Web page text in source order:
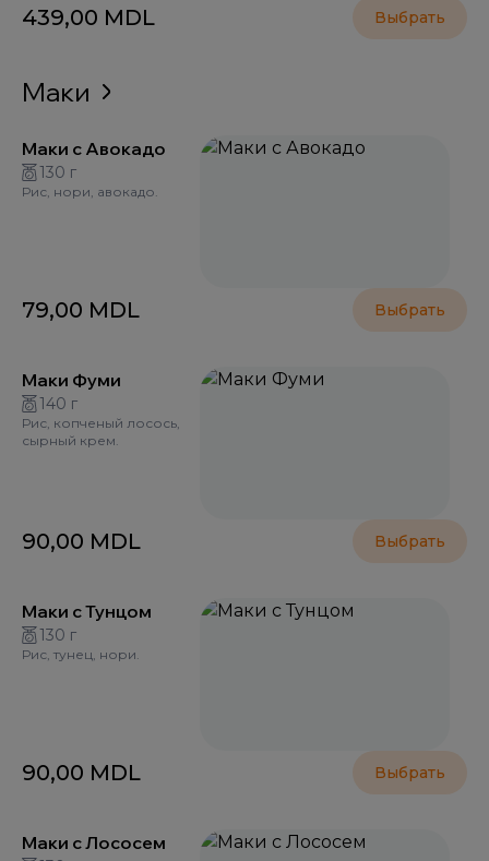
439,00 MDL Выбрать
Маки
Маки с Авокадо
130 г
Рис, нори, авокадо.
79,00 MDL Выбрать
Маки Фуми
140 г
Рис, копченый лосось,
сырный крем.
90,00 MDL Выбрать
Маки с Тунцом
130 г
Рис, тунец, нори.
90,00 MDL Выбрать
Маки с Лососем